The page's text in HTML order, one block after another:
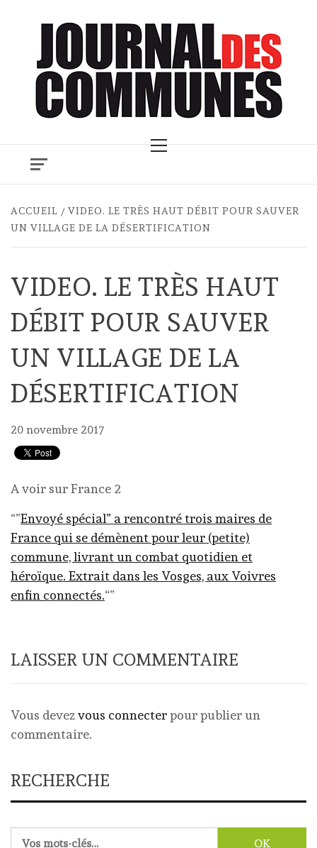
Menu
ACCUEIL
VIDEO. LE TRÈS HAUT DÉBIT POUR SAUVER
UN VILLAGE DE LA DÉSERTIFICATION
VIDEO. LE TRÈS HAUT
DÉBIT POUR SAUVER
UN VILLAGE DE LA
DÉSERTIFICATION
20 novembre 2017
A voir sur France 2
“”Envoyé spécial” a rencontré trois maires de
France qui se démènent pour leur (petite)
commune, livrant un combat quotidien et
héroïque. Extrait dans les Vosges, aux Voivres
enfin connectés.“”
LAISSER UN COMMENTAIRE
Vous devezvous connecterpour publier un
commentaire.
RECHERCHE